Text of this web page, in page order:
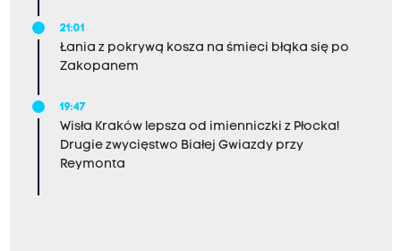
21:01
Łania z pokrywą kosza na śmieci błąka się po
Zakopanem
19:47
Wisła Kraków lepsza od imienniczki z Płocka!
Drugie zwycięstwo Białej Gwiazdy przy
Reymonta